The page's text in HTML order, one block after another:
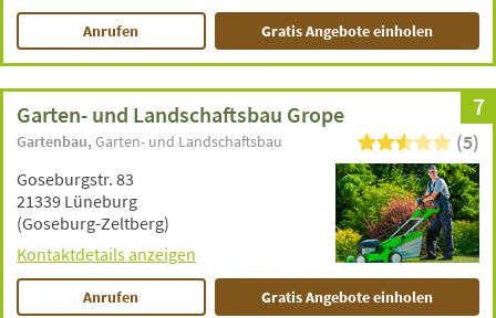
Anrufen Gratis Angebote einholen
7
Garten- und Landschaftsbau Grope
Gartenbau Garten- und Landschaftsbau (5)
Goseburgstr. 83
21339 Lüneburg
(Goseburg-Zeltberg)
Kontaktdetails anzeigen
Anrufen Gratis Angebote einholen